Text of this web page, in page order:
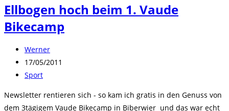
Ellbogen hoch beim 1. Vaude
Bikecamp
Beitrags-
Autor:
Werner
Beitrag
veröffentlicht:
17/05/2011
Beitrags-
Sport
Newsletter rentieren sich - so kam ich gratis in den Genuss von
dem 3tägigem Vaude Bikecamp in Biberwier und das war echt